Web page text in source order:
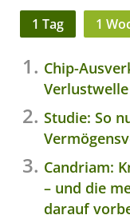
1 Tag 1
Chip-
Studie: So
Candriam:
– und die
darauf